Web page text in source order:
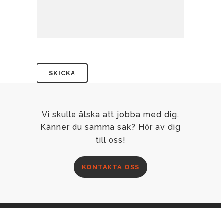
Vi skulle älska att jobba med dig.
Känner du samma sak? Hör av dig
till oss!
KONTAKTA OSS